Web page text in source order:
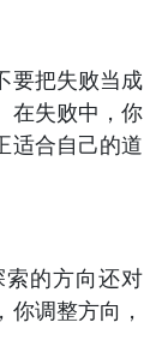
要把失败当成
在失败中，你
适合自己的道
的方向还对
调整方向，